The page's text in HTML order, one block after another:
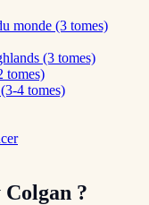
monde (3 tomes)
(3 tomes)
tomes)
4 tomes)
?